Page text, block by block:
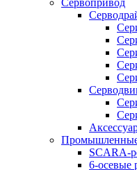
Сервопривод
SCARA-
6-осевые